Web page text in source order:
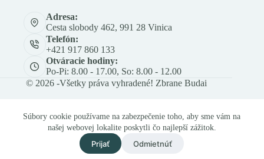
Súbory cookie používame na zabezpečenie toho, aby sme vám na
našej webovej lokalite poskytli čo najlepší zážitok.
Prijať Odmietnúť
Adresa:
Cesta slobody 462, 991 28 Vinica
Telefón:
+421 917 860 133
Otváracie hodiny:
Po-Pi: 8.00 - 17.00, So: 8.00 - 12.00
© 2026 -Všetky práva vyhradené! Zbrane Budai